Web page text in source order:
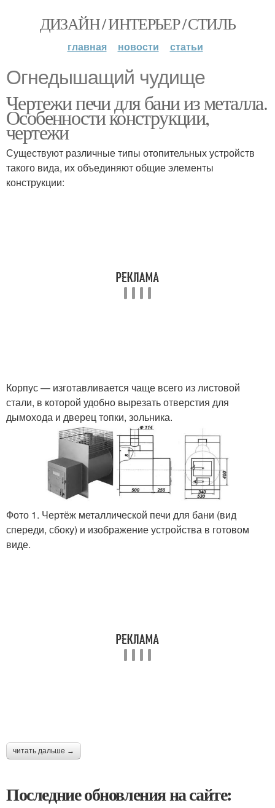
ДИЗАЙН / ИНТЕРЬЕР / СТИЛЬ
главная новости статьи
Огнедышащий чудище
Чертежи печи для бани из металла.
Особенности конструкции,
чертежи
Существуют различные типы отопительных устройств
такого вида, их объединяют общие элементы
конструкции:
Корпус — изготавливается чаще всего из листовой
стали, в которой удобно вырезать отверстия для
дымохода и дверец топки, зольника.
Фото 1. Чертёж металлической печи для бани (вид
спереди, сбоку) и изображение устройства в готовом
виде.
читать дальше →
Последние обновления на сайте: